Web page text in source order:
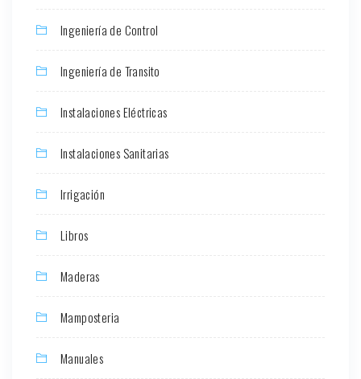
Ingeniería de Control
Ingeniería de Transito
Instalaciones Eléctricas
Instalaciones Sanitarias
Irrigación
Libros
Maderas
Mamposteria
Manuales